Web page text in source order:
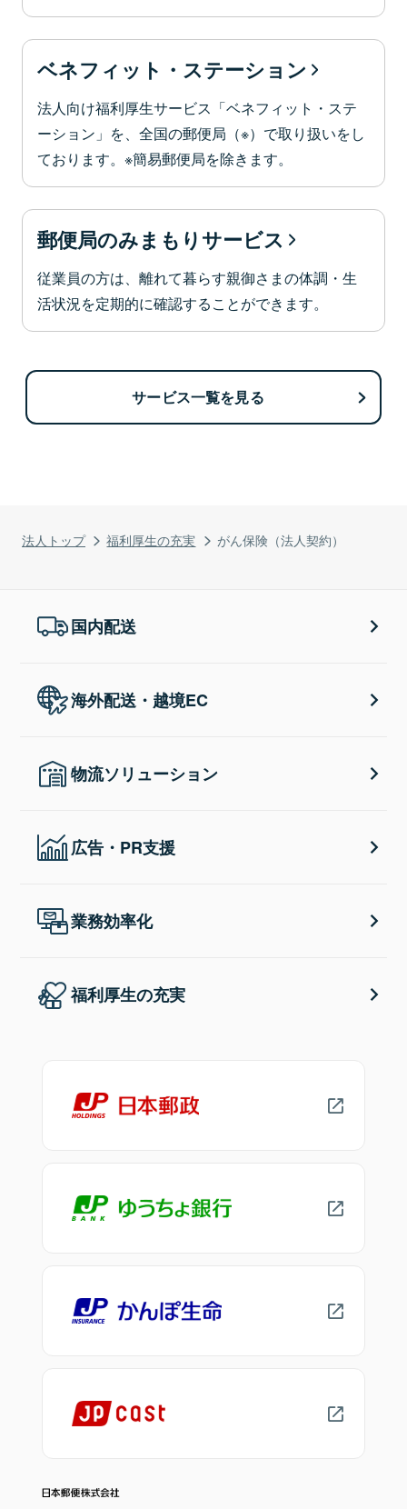
法人トップ 福利厚生の充実 がん保険（法人契約）
ベネフィット・ステーション
法人向け福利厚生サービス「ベネフィット・ステ
ーション」を、全国の郵便局（※）で取り扱いをし
ております。※簡易郵便局を除きます。
郵便局のみまもりサービス
従業員の方は、離れて暮らす親御さまの体調・生
活状況を定期的に確認することができます。
サービス一覧を見る
国内配送
海外配送・越境EC
物流ソリューション
広告・PR支援
業務効率化
福利厚生の充実